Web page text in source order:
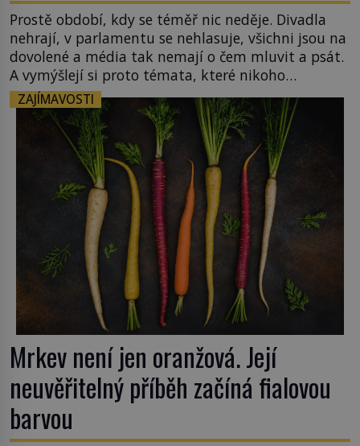
Prostě období, kdy se téměř nic neděje. Divadla
nehrají, v parlamentu se nehlasuje, všichni jsou na
dovolené a média tak nemají o čem mluvit a psát.
A vymýšlejí si proto témata, které nikoho
nezajímají. Proč je však ona letní doba spojovaná
zrovna s okurkami? Okurkovou sezónu známe už
od poloviny 19. století, ovšem jako Češi […]
ZAJÍMAVOSTI
Mrkev není jen oranžová. Její
neuvěřitelný příběh začíná fialovou
barvou